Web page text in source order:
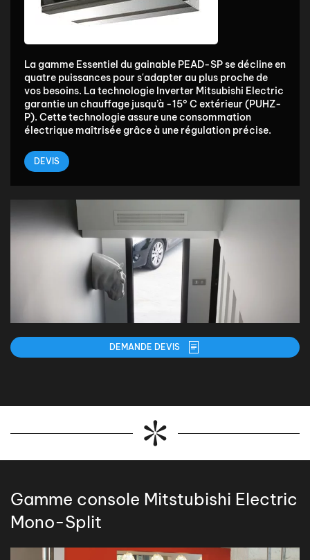
La gamme Essentiel du gainable PEAD-SP se décline en
quatre puissances pour s'adapter au plus proche de
vos besoins. La technologie Inverter Mitsubishi Electric
garantie un chauffage jusqu’à -15° C extérieur (PUHZ-
P). Cette technologie assure une consommation
électrique maîtrisée grâce à une régulation précise.
DEVIS
DEMANDE DEVIS
Gamme console Mitstubishi Electric
Mono-Split